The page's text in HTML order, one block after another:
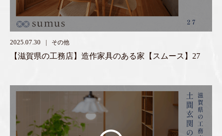
【滋賀県の工務店】造作家具のある家【スムース】27
2025.07.30 その他